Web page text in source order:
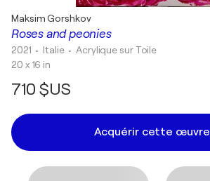
Roses and peonies
Maksim Gorshkov
2021 • Italie •Acrylique sur Toile
20 x 16 in
710 $US
Acquérir cette œuvre